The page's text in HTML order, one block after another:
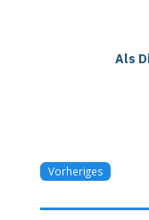
Als
Vorheriges